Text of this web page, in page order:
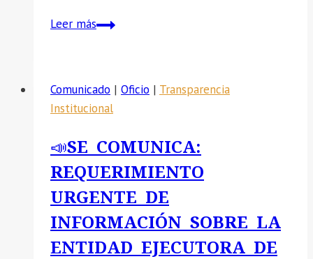
Leer másR.P
003-
2025.
Comunicado | Oficio | Transparencia
Institucional
📣SE COMUNICA:
REQUERIMIENTO
URGENTE DE
INFORMACIÓN SOBRE LA
ENTIDAD EJECUTORA DE